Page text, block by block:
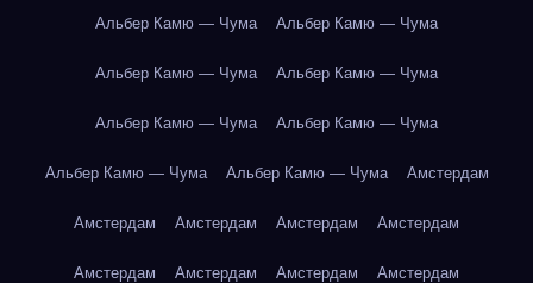
Альбер Камю — Чума Альбер Камю — Чума
Альбер Камю — Чума Альбер Камю — Чума
Альбер Камю — Чума Альбер Камю — Чума
Альбер Камю — Чума Альбер Камю — Чума Амстердам
Амстердам Амстердам Амстердам Амстердам
Амстердам Амстердам Амстердам Амстердам